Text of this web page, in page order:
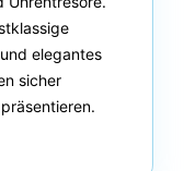
elegantes
sicher